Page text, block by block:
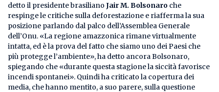
detto il presidente brasiliano Jair M. Bolsonaro che
respinge le critiche sulla deforestazione e riafferma la sua
posizione parlando dal palco dell’Assemblea Generale
dell’Onu. «La regione amazzonica rimane virtualmente
intatta, ed è la prova del fatto che siamo uno dei Paesi che
più protegge l’ambiente», ha detto ancora Bolsonaro,
spiegando che «durante questa stagione la siccità favorisce
incendi spontanei». Quindi ha criticato la copertura dei
media, che hanno mentito, a suo parere, sulla questione